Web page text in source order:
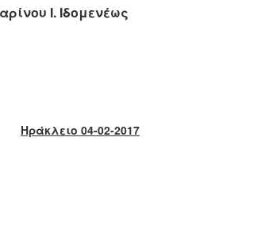
Ι. Ιδομενέως
Ηράκλειο 04-02-2017